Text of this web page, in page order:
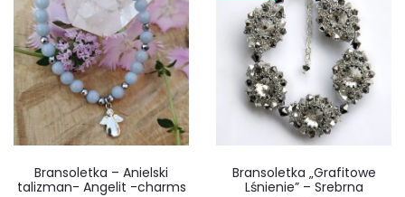
Bransoletka – Anielski
talizman- Angelit -charms
Bransoletka „Grafitowe
Lśnienie” – Srebrna